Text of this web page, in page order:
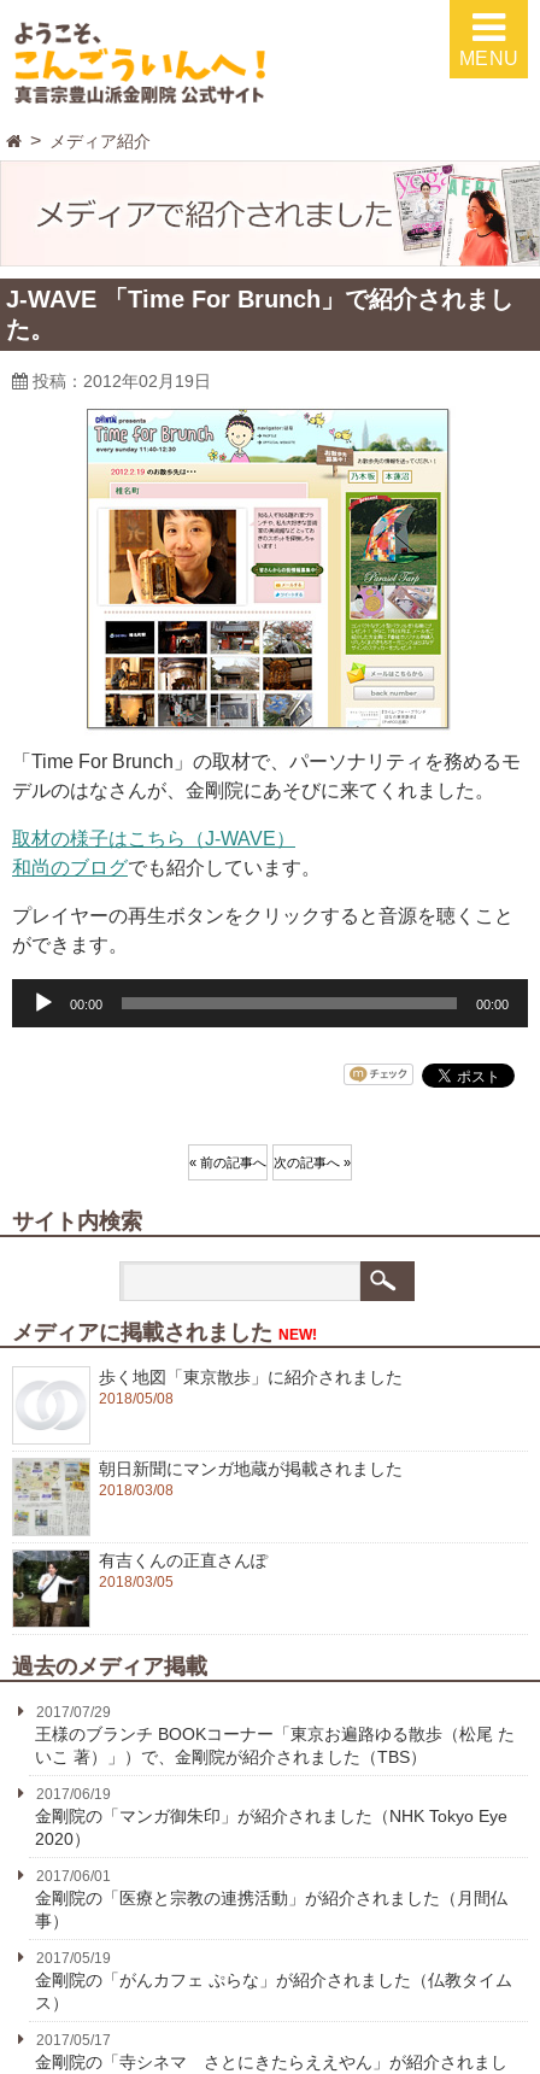
MENU
メディア紹介
J-WAVE 「Time For Brunch」で紹介されまし
た。
投稿：2012年02月19日
「Time For Brunch」の取材で、パーソナリティを務めるモ
デルのはなさんが、金剛院にあそびに来てくれました。
取材の様子はこちら（J-WAVE）
和尚のブログでも紹介しています。
プレイヤーの再生ボタンをクリックすると音源を聴くこと
ができます。
00:00 00:00
« 前の記事へ 次の記事へ »
サイト内検索
メディアに掲載されました NEW!
歩く地図「東京散歩」に紹介されました
2018/05/08
朝日新聞にマンガ地蔵が掲載されました
2018/03/08
有吉くんの正直さんぽ
2018/03/05
過去のメディア掲載
2017/07/29
王様のブランチ BOOKコーナー「東京お遍路ゆる散歩（松尾 た
いこ 著）」）で、金剛院が紹介されました（TBS）
2017/06/19
金剛院の「マンガ御朱印」が紹介されました（NHK Tokyo Eye
2020）
2017/06/01
金剛院の「医療と宗教の連携活動」が紹介されました（月間仏
事）
2017/05/19
金剛院の「がんカフェ ぷらな」が紹介されました（仏教タイム
ス）
2017/05/17
金剛院の「寺シネマ さとにきたらええやん」が紹介されまし